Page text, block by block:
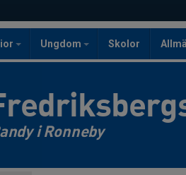
Ungdom Skolor
i Ronneby